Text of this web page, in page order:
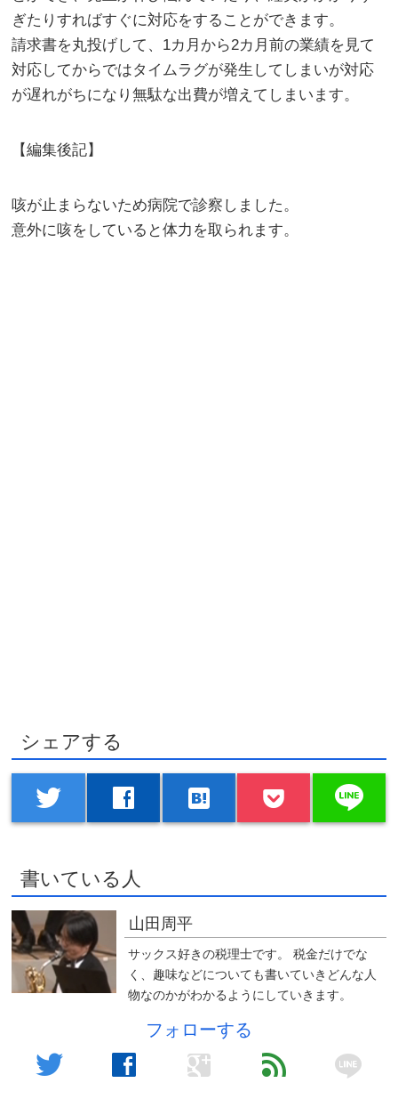
ぎたりすればすぐに対応をすることができます。
請求書を丸投げして、1カ月から2カ月前の業績を見て
対応してからではタイムラグが発生してしまいが対応
が遅れがちになり無駄な出費が増えてしまいます。
【編集後記】
咳が止まらないため病院で診察しました。
意外に咳をしていると体力を取られます。
シェアする
twitter facebook hatenabookmark line
書いている人
山田周平
サックス好きの税理士です。 税金だけでな
く、趣味などについても書いていきどんな人
物なのかがわかるようにしていきます。
フォローする
twitter facebook google feed line